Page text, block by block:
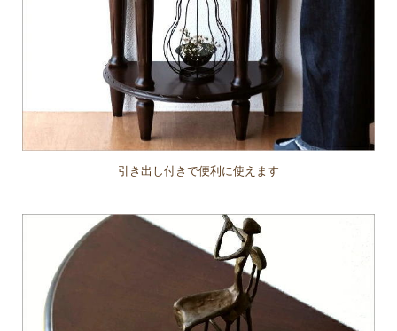
引き出し付きで便利に使えます